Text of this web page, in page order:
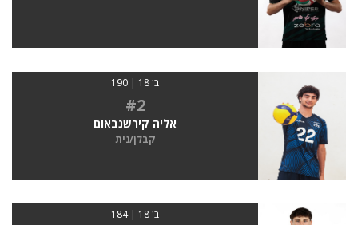
בן 18 | 190
#2
אליה קירשנבאום
קבלן/נית
בן 18 | 184